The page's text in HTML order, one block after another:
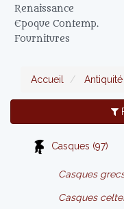
Renaissance
Epoque Contemp.
Fournitures
Accueil Antiquité
Casques (97)
Casques
Casques